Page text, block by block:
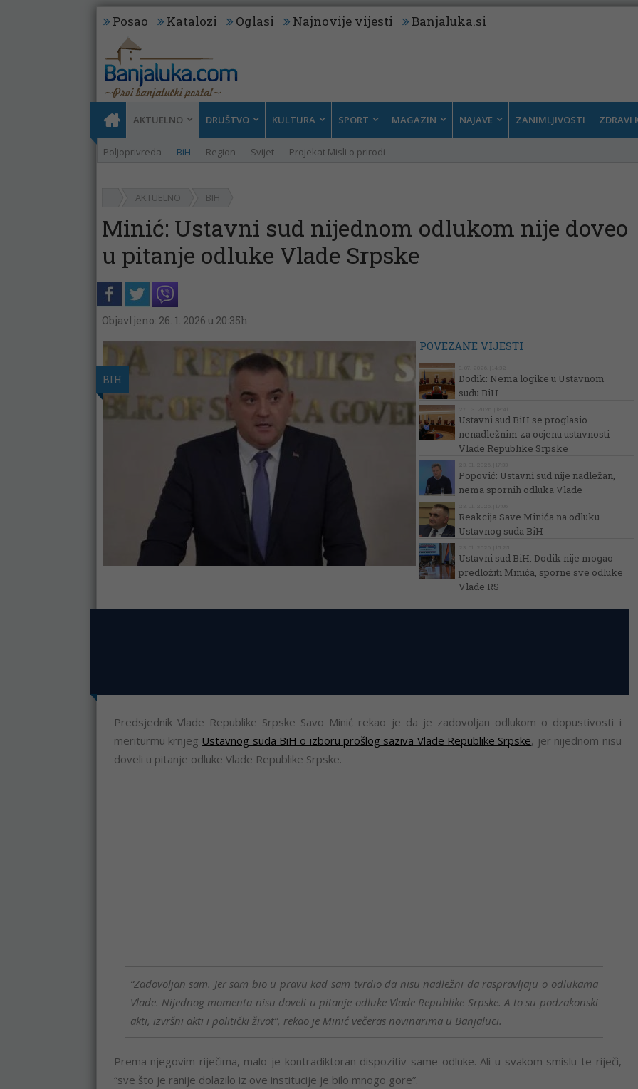
Posao Katalozi Oglasi Najnovije vijesti Banjaluka.si
AKTUELNO
Poljoprivreda BiH Region Svijet Projekat Misli o prirodi
DRUŠTVO KULTURA SPORT MAGAZIN NAJAVE ZANIMLJIVOSTI ZDRAVI
AKTUELNO BIH
Minić: Ustavni sud nijednom odlukom nije doveo
u pitanje odluke Vlade Srpske
Objavljeno: 26. 1. 2026 u 20:35h
BIH
POVEZANE VIJESTI
Dodik: Nema logike u Ustavnom
sudu BiH
Ustavni sud BiH se proglasio
nenadležnim za ocjenu ustavnosti
Vlade Republike Srpske
Popović: Ustavni sud nije nadležan,
nema spornih odluka Vlade
Reakcija Save Minića na odluku
Ustavnog suda BiH
Ustavni sud BiH: Dodik nije mogao
predložiti Minića, sporne sve odluke
Vlade RS
Predsjednik Vlade Republike Srpske Savo Minić rekao je da je zadovoljan odlukom o dopustivosti i
meriturmu krnjeg Ustavnog suda BiH o izboru prošlog saziva Vlade Republike Srpske, jer nijednom nisu
doveli u pitanje odluke Vlade Republike Srpske.
“Zadovoljan sam. Jer sam bio u pravu kad sam tvrdio da nisu nadležni da raspravljaju o odlukama
Vlade. Nijednog momenta nisu doveli u pitanje odluke Vlade Republike Srpske. A to su podzakonski
akti, izvršni akti i politički život”, rekao je Minić večeras novinarima u Banjaluci.
Prema njegovim riječima, malo je kontradiktoran dispozitiv same odluke. Ali u svakom smislu te riječi,
“sve što je ranije dolazilo iz ove institucije je bilo mnogo gore”.